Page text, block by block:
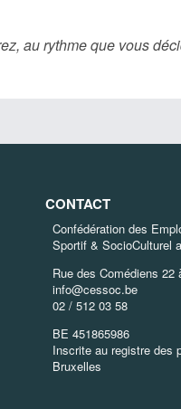
au rythme que vous
CONTACT
Confédération des
Sportif & SocioCulturel
Rue des Comédiens 22
info@cessoc.be
02 / 512 03 58
BE 451865986
Inscrite au registre des
Bruxelles